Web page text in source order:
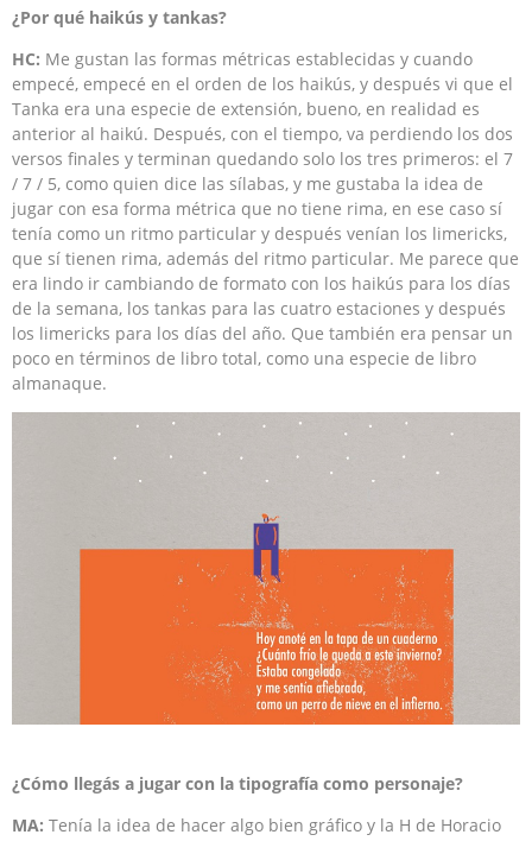
¿Por qué haikús y tankas?
HC: Me gustan las formas métricas establecidas y cuando
empecé, empecé en el orden de los haikús, y después vi que el
Tanka era una especie de extensión, bueno, en realidad es
anterior al haikú. Después, con el tiempo, va perdiendo los dos
versos finales y terminan quedando solo los tres primeros: el 7
/ 7 / 5, como quien dice las sílabas, y me gustaba la idea de
jugar con esa forma métrica que no tiene rima, en ese caso sí
tenía como un ritmo particular y después venían los limericks,
que sí tienen rima, además del ritmo particular. Me parece que
era lindo ir cambiando de formato con los haikús para los días
de la semana, los tankas para las cuatro estaciones y después
los limericks para los días del año. Que también era pensar un
poco en términos de libro total, como una especie de libro
almanaque.
¿Cómo llegás a jugar con la tipografía como personaje?
MA: Tenía la idea de hacer algo bien gráfico y la H de Horacio